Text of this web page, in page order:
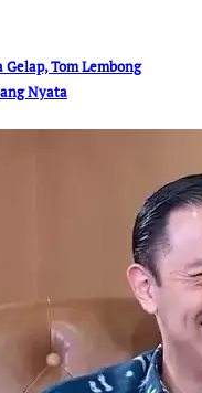
Gelap, Tom Lembong
Nyata